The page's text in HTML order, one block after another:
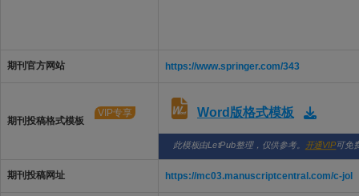
期刊官方网站 https://www.springer.com/343
期刊投稿格式模板
VIP专享 Word版格式模板
此模板由LetPub整理，仅供参考。 开通VIP可免
期刊投稿网址 https://mc03.manuscriptcentral.com/c-jol